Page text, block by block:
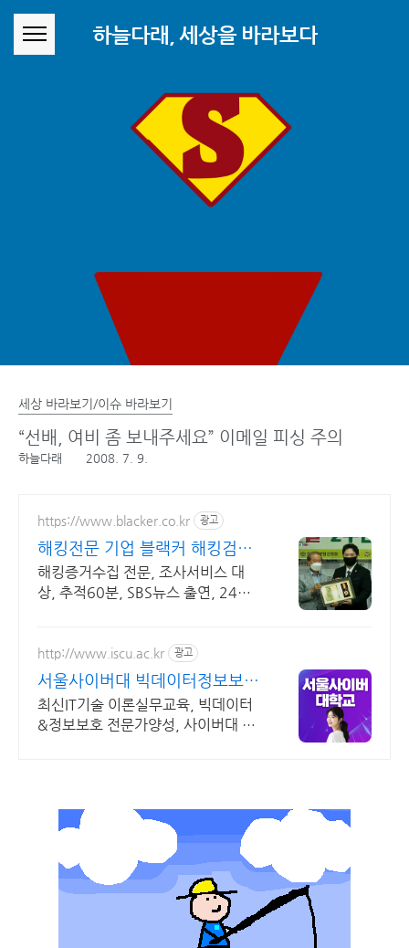
하늘다래, 세상을 바라보다
세상 바라보기/이슈 바라보기
“선배, 여비 좀 보내주세요” 이메일 피싱 주의
하늘다래 2008. 7. 9.
https://www.blacker.co.kr 광고
해킹전문 기업 블랙커 해킹검사
스파이앱 탐지 전문
해킹증거수집 전문, 조사서비스 대
상, 추적60분, SBS뉴스 출연, 24시
http://www.iscu.ac.kr 광고
서울사이버대 빅데이터정보보호
2026 가을학기 신편입생
최신IT기술 이론실무교육, 빅데이터
&정보보호 전문가양성, 사이버대 신